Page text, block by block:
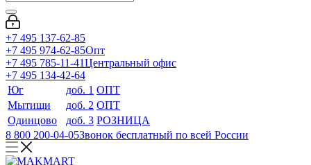
+7 495 137-62-85
+7 495 974-62-85Опт
+7 495 785-11-41Центральный офис
+7 495 134-42-64
Юг
доб. 1 ОПТ
Мытищи
доб. 2 ОПТ
Одинцово
доб. 3 РОЗНИЦА
8 800 200-04-05Звонок бесплатный по всей России